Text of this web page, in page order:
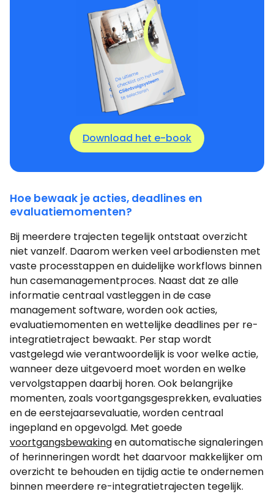
Download het e-book
Hoe bewaak je acties, deadlines en
evaluatiemomenten?
Bij meerdere trajecten tegelijk ontstaat overzicht
niet vanzelf. Daarom werken veel arbodiensten met
vaste processtappen en duidelijke workflows binnen
hun casemanagementproces. Naast dat ze alle
informatie centraal vastleggen in de case
management software, worden ook acties,
evaluatiemomenten en wettelijke deadlines per re-
integratietraject bewaakt. Per stap wordt
vastgelegd wie verantwoordelijk is voor welke actie,
wanneer deze uitgevoerd moet worden en welke
vervolgstappen daarbij horen. Ook belangrijke
momenten, zoals voortgangsgesprekken, evaluaties
en de eerstejaarsevaluatie, worden centraal
ingepland en opgevolgd. Met goede
voortgangsbewakingen automatische signaleringen
of herinneringen wordt het daarvoor makkelijker om
overzicht te behouden en tijdig actie te ondernemen
binnen meerdere re-integratietrajecten tegelijk.